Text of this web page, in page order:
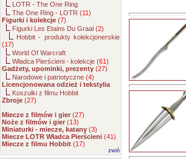
LOTR - The One Ring
The One Ring - LOTR (11)
Figurki i kolekcje (7)
Figurki Les Etains Du Graal (2)
Hobbit - produkty kolekcjonerskie
(17)
World Of Warcraft
Władca Pierścieni - kolekcje (61)
Gadżety, upominki, prezenty (27)
Narodowe i patriotyczne (4)
Licencjonowana odzież i tekstylia
Koszulki z filmu Hobbit
Zbroje (27)
Miecze z filmów i gier (27)
Noże z filmów i gier (13)
Miniaturki - miecze, katany (3)
Miecze LOTR Władca Pierścieni (41)
Miecze z filmu Hobbit (17)
zwiń